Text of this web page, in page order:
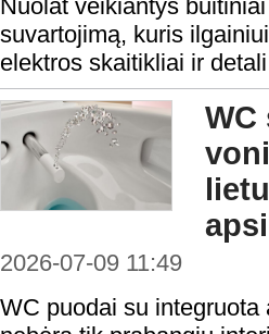
Nuolat veikiantys
suvartojimą, kuris
elektros skaitikliai ir
WC
2026-07-09 11:49
WC puodai su